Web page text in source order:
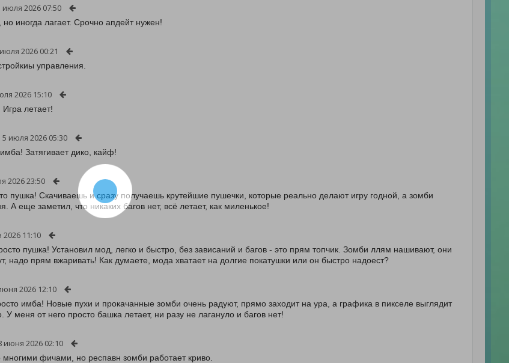
июля 2026 07:50
иногда лагает. Срочно апдейт нужен!
2026 00:21
управления.
2026 15:10
летает!
5 июля 2026 05:30
Затягивает дико, кайф!
2026 23:50
пушка! Скачиваешь и сразу получаешь крутейшие пушечки, которые реально делают игру годной, а зомби
А еще заметил, что никаких багов нет, всё летает, как миленькое!
11:10
пушка! Установил мод, легко и быстро, без зависаний и багов - это прям топчик. Зомби ллям нашивают, они
надо прям вжаривать! Как думаете, мода хватает на долгие покатушки или он быстро надоест?
2026 12:10
имба! Новые пухи и прокачанные зомби очень радуют, прямо заходит на ура, а графика в пикселе выглядит
У меня от него просто башка летает, ни разу не лагануло и багов нет!
июня 2026 02:10
многими фичами, но респавн зомби работает криво.